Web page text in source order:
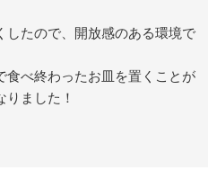
したので、開放感のある環境で
食べ終わったお皿を置くことが
ました！